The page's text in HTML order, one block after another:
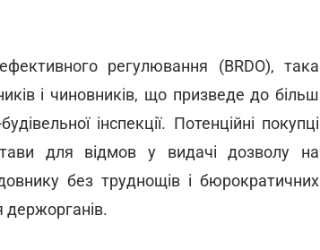
регулювання (BRDO), така
і чиновників, що призведе до більш
інспекції. Потенційні покупці
для відмов у видачі дозволу на
без труднощів і бюрократичних
держорганів.